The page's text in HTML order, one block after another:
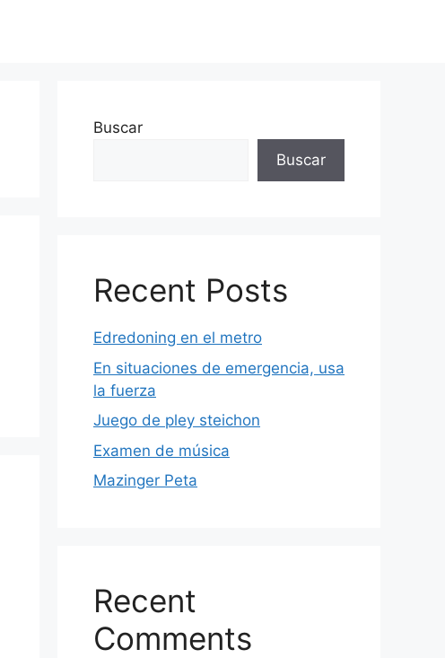
Buscar
Buscar
Recent Posts
Edredoning en el metro
En situaciones de emergencia, usa
la fuerza
Juego de pley steichon
Examen de música
Mazinger Peta
Recent
Comments